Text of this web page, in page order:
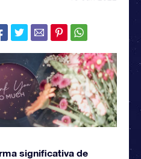
significativa de